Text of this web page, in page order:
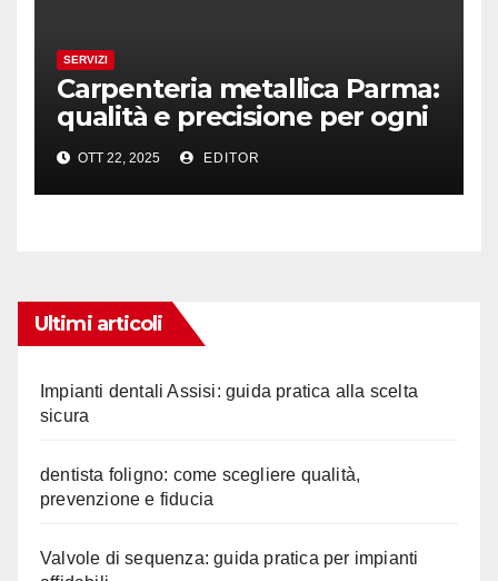
SERVIZI
Carpenteria metallica Parma:
qualità e precisione per ogni
progetto
OTT 22, 2025 EDITOR
Ultimi articoli
Impianti dentali Assisi: guida pratica alla scelta
sicura
dentista foligno: come scegliere qualità,
prevenzione e fiducia
Valvole di sequenza: guida pratica per impianti